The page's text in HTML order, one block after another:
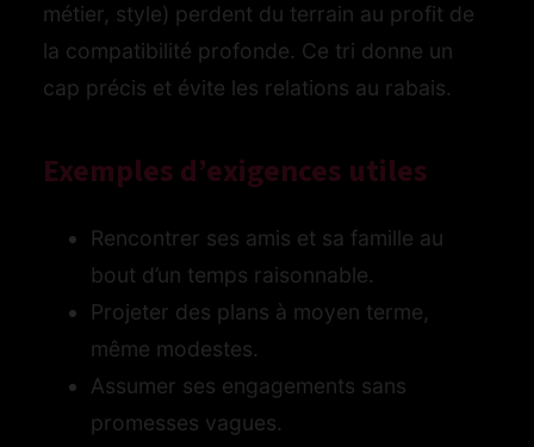
métier, style) perdent du terrain au profit de
la compatibilité profonde. Ce tri donne un
cap précis et évite les relations au rabais.
Exemples d’exigences utiles
Rencontrer ses amis et sa famille au
bout d’un temps raisonnable.
Projeter des plans à moyen terme,
même modestes.
Assumer ses engagements sans
promesses vagues.